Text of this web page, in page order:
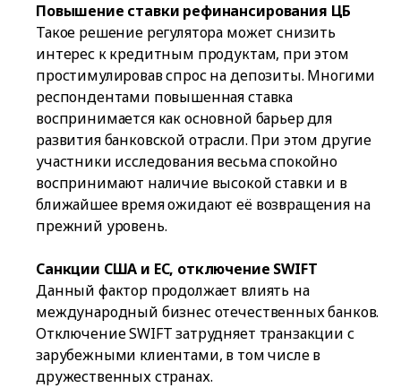
Повышение ставки рефинансирования ЦБ
Такое решение регулятора может снизить
интерес к кредитным продуктам, при этом
простимулировав спрос на депозиты. Многими
респондентами повышенная ставка
воспринимается как основной барьер для
развития банковской отрасли. При этом другие
участники исследования весьма спокойно
воспринимают наличие высокой ставки и в
ближайшее время ожидают её возвращения на
прежний уровень.
Санкции США и ЕС, отключение SWIFT
Данный фактор продолжает влиять на
международный бизнес отечественных банков.
Отключение SWIFT затрудняет транзакции с
зарубежными клиентами, в том числе в
дружественных странах.